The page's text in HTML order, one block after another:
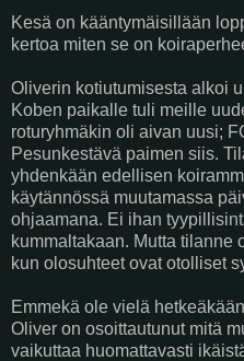
Kesä on kääntymäisillään
kertoa miten se on
Oliverin kotiutumisesta alkoi
Koben paikalle tuli meille
roturyhmäkin oli aivan uusi;
Pesunkestävä paimen siis.
yhdenkään edellisen
käytännössä muutamassa
ohjaamana. Ei ihan
kummaltakaan. Mutta tilanne
kun olosuhteet ovat otolliset
Emmekä ole vielä
Oliver on osoittautunut mitä
vaikuttaa huomattavasti